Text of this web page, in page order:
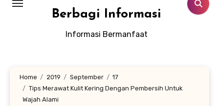
Berbagi Informasi
Informasi Bermanfaat
Home 2019 September
17
Tips Merawat Kulit Kering Dengan Pembersih Untuk
Wajah Alami